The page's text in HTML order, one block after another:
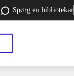
Spørg en bibliotekar